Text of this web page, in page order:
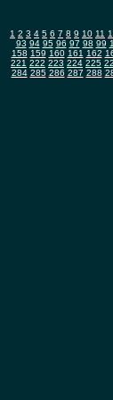
1 2 3 4 5 6 7 8 9 10 11
93 94 95 96 97 98 99
158 159 160 161 162
221 222 223 224 225
284 285 286 287 288